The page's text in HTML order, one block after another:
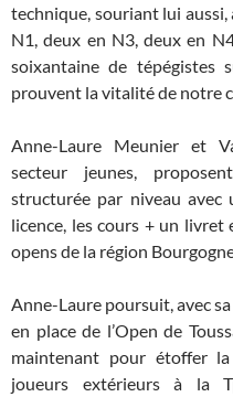
technique, souriant lui aussi,
N1, deux en N3, deux en
soixantaine de tépégistes
prouvent la vitalité de notre
Anne-Laure Meunier et
secteur jeunes,
structurée par niveau
licence, les cours + un
opens de la région
Anne-Laure poursuit, avec
en place de l’Open de
maintenant pour étoffer
joueurs extérieurs à la